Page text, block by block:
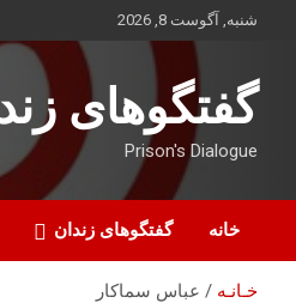
شنبه, آگوست 8, 2026
گفتگوهای
Prison's Dialogue
خانه گفتگوهای زندان
خـانـه عباس سماکار